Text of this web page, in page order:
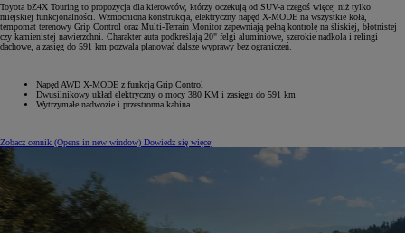
Toyota bZ4X Touring to propozycja dla kierowców, którzy oczekują od SUV-a czegoś więcej niż tylko
miejskiej funkcjonalności. Wzmocniona konstrukcja, elektryczny napęd X-MODE na wszystkie koła,
tempomat terenowy Grip Control oraz Multi-Terrain Monitor zapewniają pełną kontrolę na śliskiej, błotnistej
czy kamienistej nawierzchni. Charakter auta podkreślają 20" felgi aluminiowe, szerokie nadkola i relingi
dachowe, a zasięg do 591 km pozwala planować dalsze wyprawy bez ograniczeń.
Napęd AWD X-MODE z funkcją Grip Control
Dwusilnikowy układ elektryczny o mocy 380 KM i zasięgu do 591 km
Wytrzymałe nadwozie i przestronna kabina
Zobacz cennik (Opens in new window) Dowiedz się więcej